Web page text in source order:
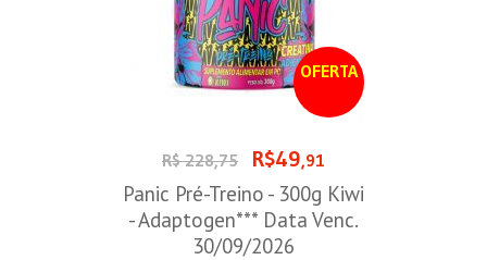
OFERTA
R$ 228,75 R$49,91
Panic Pré-Treino - 300g Kiwi
- Adaptogen*** Data Venc.
30/09/2026